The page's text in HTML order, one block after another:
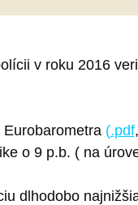
v roku 2016
(.pdf
o 9 p.b. ( na
dlhodobo